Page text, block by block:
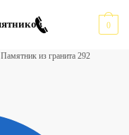
0
Памятник из гранита 292